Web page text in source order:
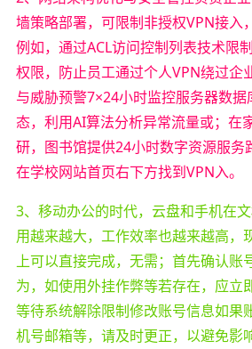
墙策略部署，可限制非授权VPN接入
例如，通过ACL访问控制列表技术限
权限，防止员工通过个人VPN绕过企
与威胁预警7×24小时监控服务器数
态，利用AI算法分析异常流量或；在
研，图书馆提供24小时数字资源服务
在学校网站首页右下方找到VPN入。
3、移动办公的时代，云盘和手机在
用越来越大，工作效率也越来越高，
上可以直接完成，无需；首先确认账
为，如使用外挂作弊等若存在，应立
等待系统解除限制修改账号信息如果
机号邮箱等，请及时更正，以避免影